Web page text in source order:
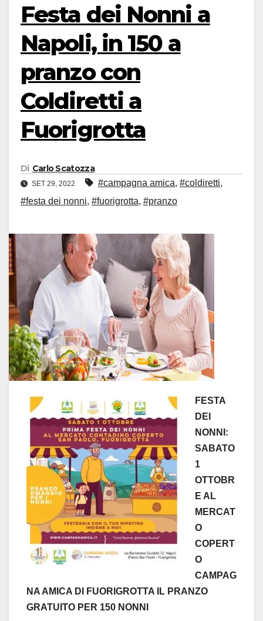
Festa dei Nonni a
Napoli, in 150 a
pranzo con
Coldiretti a
Fuorigrotta
Di Carlo Scatozza
SET 29, 2022 #campagna amica, #coldiretti,
#festa dei nonni, #fuorigrotta, #pranzo
FESTA
DEI
NONNI:
SABATO
1
OTTOBR
E AL
MERCAT
O
COPERT
O
CAMPAG
NA AMICA DI FUORIGROTTA IL PRANZO
GRATUITO PER 150 NONNI